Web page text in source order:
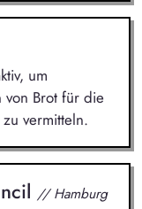
um
von Brot für die
vermitteln.
// Hamburg